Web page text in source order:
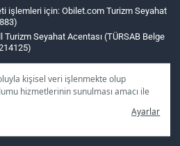
kişisel veri işlenmekte olup
hizmetlerinin sunulması amacı ile
size özel
kampanyaları
seçeneğine
sunamayacağız.
Ayarlar
işlemleri için: Obilet.com Turizm Seyahat
Seyahat Acentası (TÜRSAB Belge